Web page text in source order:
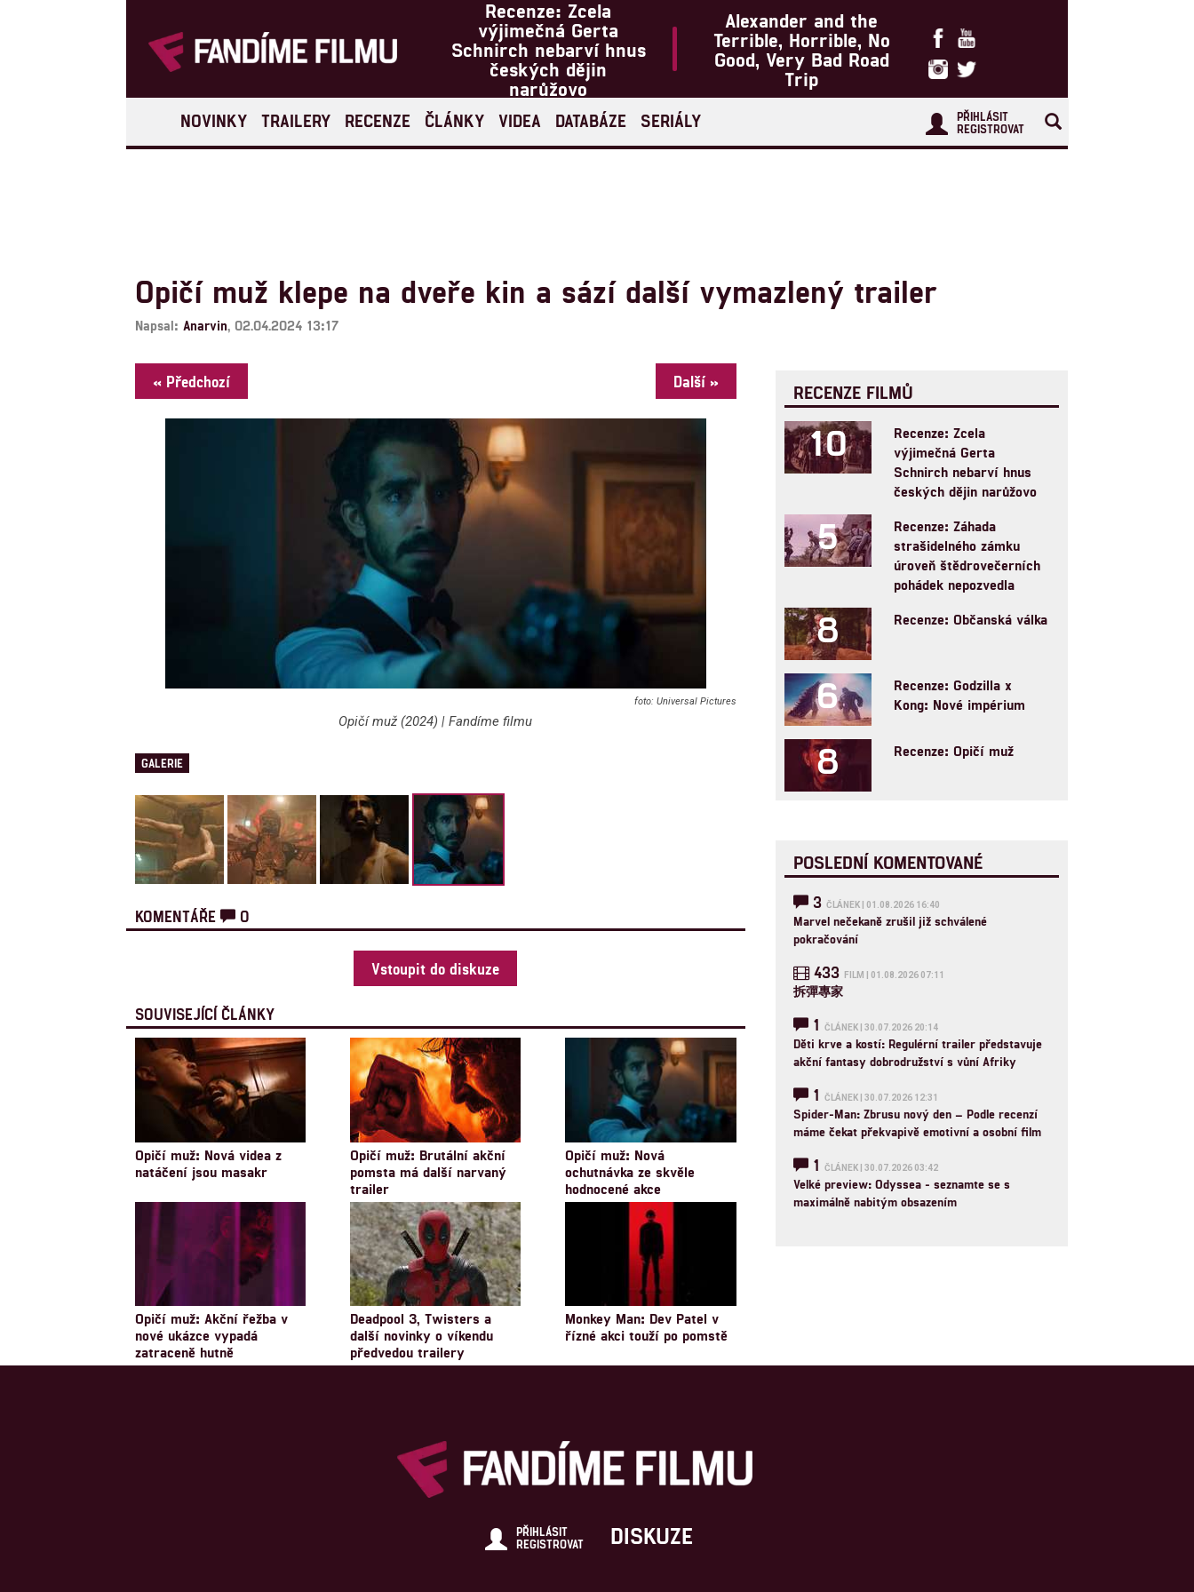
Recenze: Zcela
výjimečná Gerta
Schnirch nebarví hnus
českých dějin
narůžovo
Alexander and the
Terrible, Horrible, No
Good, Very Bad Road
Trip
NOVINKY TRAILERY RECENZE ČLÁNKY VIDEA DATABÁZE SERIÁLY
PŘIHLÁSIT
REGISTROVAT
Opičí muž klepe na dveře kin a sází další vymazlený trailer
Napsal: Anarvin , 02.04.2024 13:17
« Předchozí Další »
Universal Pictures
Opičí muž (2024) | Fandíme filmu
GALERIE
KOMENTÁŘE 0
Vstoupit do diskuze
SOUVISEJÍCÍ ČLÁNKY
Opičí muž: Nová videa z
natáčení jsou masakr
Opičí muž: Brutální akční
pomsta má další narvaný
trailer
Opičí muž: Nová
ochutnávka ze skvěle
hodnocené akce
Opičí muž: Akční řežba v
nové ukázce vypadá
zatraceně hutně
Deadpool 3, Twisters a
další novinky o víkendu
předvedou trailery
Monkey Man: Dev Patel v
řízné akci touží po pomstě
RECENZE FILMŮ
10
Recenze: Zcela
výjimečná Gerta
Schnirch nebarví hnus
českých dějin narůžovo
5
Recenze: Záhada
strašidelného zámku
úroveň štědrovečerních
pohádek nepozvedla
8 Recenze: Občanská válka
6
Recenze: Godzilla x
Kong: Nové impérium
8 Recenze: Opičí muž
POSLEDNÍ KOMENTOVANÉ
3 ČLÁNEK | 01.08.2026 16:40
Marvel nečekaně zrušil již schválené
pokračování
433 FILM | 01.08.2026 07:11
拆彈專家
1 ČLÁNEK | 30.07.2026 20:14
Děti krve a kostí: Regulérní trailer představuje
akční fantasy dobrodružství s vůní Afriky
1 ČLÁNEK | 30.07.2026 12:31
Spider-Man: Zbrusu nový den – Podle recenzí
máme čekat překvapivě emotivní a osobní film
1 ČLÁNEK | 30.07.2026 03:42
Velké preview: Odyssea - seznamte se s
maximálně nabitým obsazením
PŘIHLÁSIT
REGISTROVAT
DISKUZE